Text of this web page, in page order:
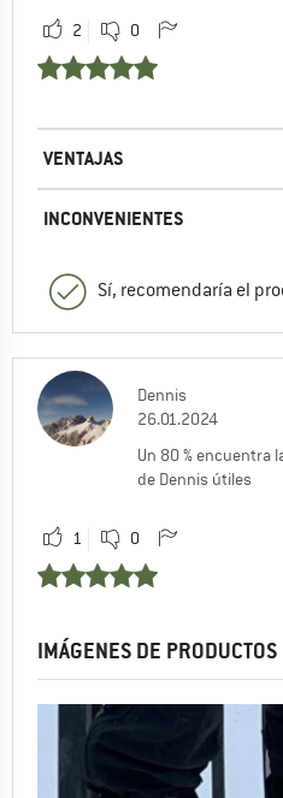
2 0
VENTAJAS
INCONVENIENTES
Sí, recomendaría el
Dennis
26.01.2024
Un 80 % encuentra
de Dennis útiles
1 0
IMÁGENES DE